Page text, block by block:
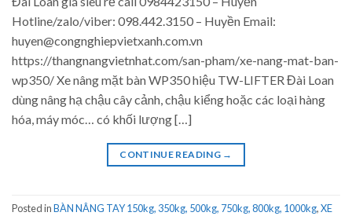
Hotline/zalo/viber: 098.442.3150 – Huyền Email:
huyen@congnghiepvietxanh.com.vn
https://thangnangvietnhat.com/san-pham/xe-nang-mat-ban-
wp350/ Xe nâng mặt bàn WP350 hiệu TW-LIFTER Đài Loan
dùng nâng hạ chậu cây cảnh, chậu kiểng hoặc các loại hàng
hóa, máy móc… có khối lượng […]
CONTINUE READING →
Posted inBÀN NÂNG TAY 150kg, 350kg, 500kg, 750kg, 800kg, 1000kg,XE